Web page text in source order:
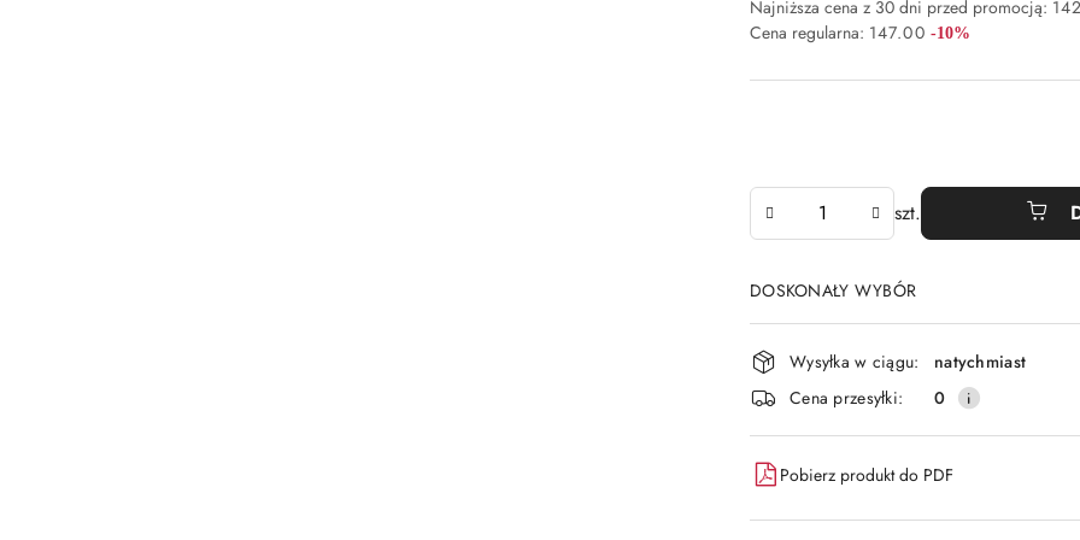
Najniższa cena z 30 dni przed promocją: 142
Cena regularna: 147.00 Rabat:
-10%
szt.
DOSKONAŁY WYBÓR
Dostępność
i
dostawa
Wysyłka w ciągu:
natychmiast
Cena przesyłki:
0
Pobierz produkt do PDF